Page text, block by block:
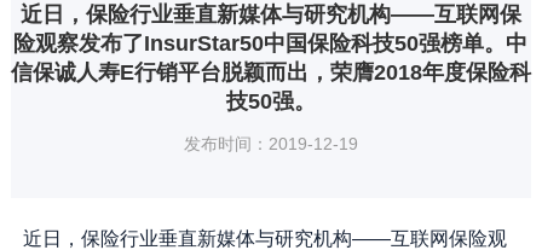
近日，保险行业垂直新媒体与研究机构——互联网保
险观察发布了InsurStar50中国保险科技50强榜单。中
信保诚人寿E行销平台脱颖而出，荣膺2018年度保险科
技50强。
发布时间：2019-12-19
近日，保险行业垂直新媒体与研究机构——互联网保险观